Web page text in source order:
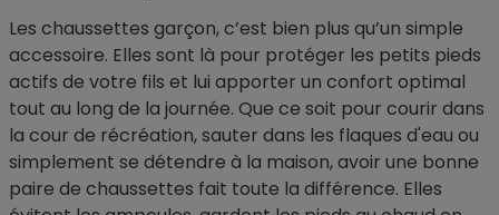
Les chaussettes garçon, c’est bien plus qu’un simple
accessoire. Elles sont là pour protéger les petits pieds
actifs de votre fils et lui apporter un confort optimal
tout au long de la journée. Que ce soit pour courir dans
la cour de récréation, sauter dans les flaques d'eau ou
simplement se détendre à la maison, avoir une bonne
paire de chaussettes fait toute la différence. Elles